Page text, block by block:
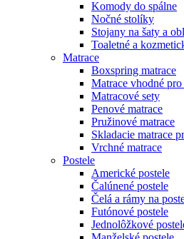
Komody do spálne
Nočné stolíky
Stojany na šaty a
Toaletné a
Matrace
Boxspring matrace
Matrace vhodné
Matracové sety
Penové matrace
Pružinové matrace
Skladacie matrace
Vrchné matrace
Postele
Americké postele
Čalúnené postele
Čelá a rámy na
Futónové postele
Jednolôžkové